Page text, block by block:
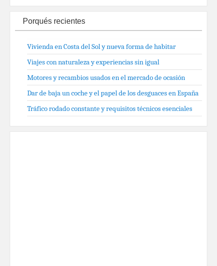
Porqués recientes
Vivienda en Costa del Sol y nueva forma de habitar
Viajes con naturaleza y experiencias sin igual
Motores y recambios usados en el mercado de ocasión
Dar de baja un coche y el papel de los desguaces en España
Tráfico rodado constante y requisitos técnicos esenciales